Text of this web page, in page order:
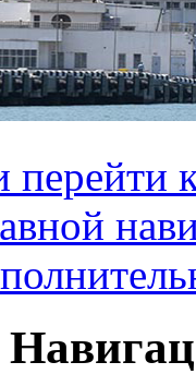
перейти